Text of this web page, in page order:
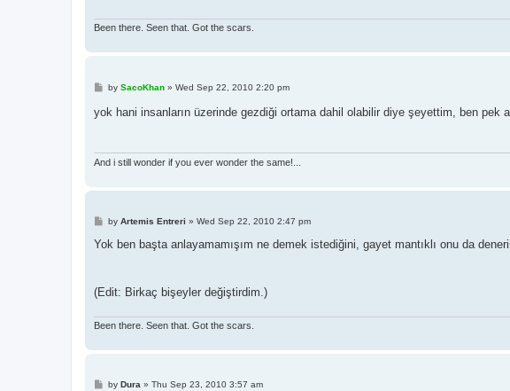
Been there. Seen that. Got the scars.
P
s
t
by SacoKhan» Wed Sep 22, 2010 2:20 pm
yok hani insanların üzerinde gezdiği ortama dahil olabilir diye şeyettim, ben pek
And i still wonder if you ever wonder the same!...
P
s
by Artemis Entreri » Wed Sep 22, 2010 2:47 pm
Yok ben başta anlayamamışım ne demek istediğini, gayet mantıklı onu da
(Edit: Birkaç bişeyler değiştirdim.)
Been there. Seen that. Got the scars.
Pby Dura» Thu Sep 23, 2010 3:57 am